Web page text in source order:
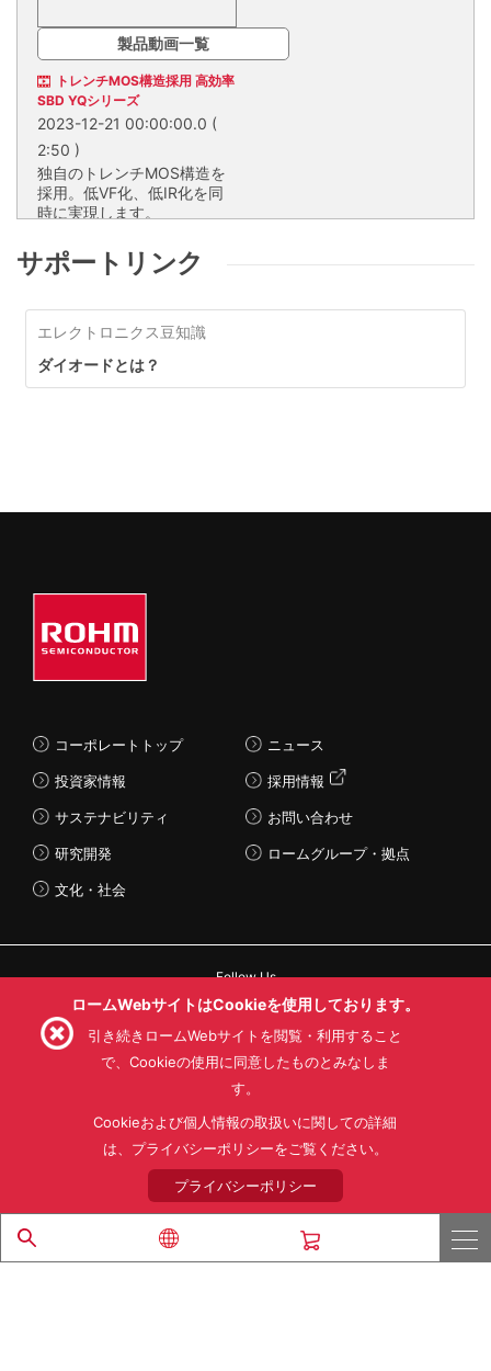
製品動画一覧
トレンチMOS構造採用 高効率
SBD YQシリーズ
2023-12-21 00:00:00.0 (
2:50 )
独自のトレンチMOS構造を
採用。低VF化、低IR化を同
時に実現します。
用。低VF化、低IR化を同時に実現
します。
ショットキーバリアダイオ
ード
サポートリンク
エレクトロニクス豆知識
ダイオードとは？
コーポレートトップ
投資家情報
サステナビリティ
研究開発
文化・社会
ニュース
採用情報
お問い合わせ
ロームグループ・拠点
Follow Us
利用目的
プライバシーポリシー
サイトマップ
ローム製品の販売に関する標準契約条件書(PDF)
© 1997 - 2026 ROHM CO., LTD. ALL RIGHTS RESERVED.
ロームWebサイトはCookieを使用しております。
引き続きロームWebサイトを閲覧・利用すること
で、Cookieの使用に同意したものとみなしま
す。
Cookieおよび個人情報の取扱いに関しての詳細
は、プライバシーポリシーをご覧ください。
プライバシーポリシー